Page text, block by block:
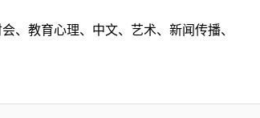
、教育心理、中文、艺术、新闻传播、